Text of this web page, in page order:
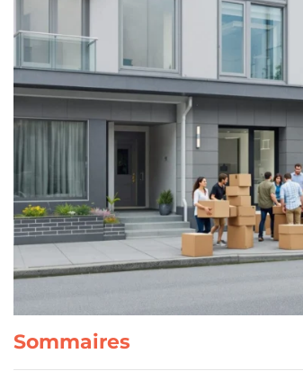
Sommaires